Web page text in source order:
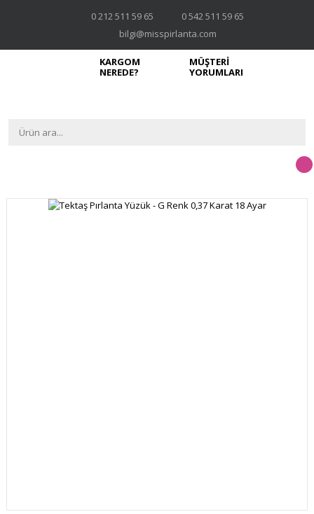
0 212 511 59 65
0 542 511 59 65
bilgi@misspirlanta.com
KARGOM
NEREDE?
MÜŞTERİ
YORUMLARI